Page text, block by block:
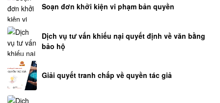
Soạn đơn khởi kiện vi phạm bản quyền
Dịch vụ tư vấn khiếu nại quyết định về văn bằng
bảo hộ
Giải quyết tranh chấp về quyền tác giả